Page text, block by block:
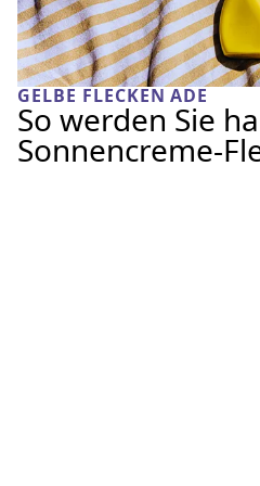
GELBE FLECKEN ADE
So werden Sie
Sonnencreme-